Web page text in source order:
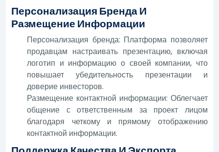
Персонализация Бренда И
Размещение Информации
Персонализация бренда: Платформа позволяет
продавцам настраивать презентацию, включая
логотип и информацию о своей компании, что
повышает убедительность презентации и
доверие инвесторов.
Размещение контактной информации: Облегчает
общение с ответственным за проект лицом
благодаря четкому и прямому отображению
контактной информации.